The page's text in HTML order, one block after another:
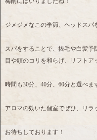
ジメジメなこの季節、ヘッドスパ
スパをすることで、抜毛や白髪予
目や頭のコリを和らげ、リフトア
時間も30分、40分、60分と選べま
アロマの効いた個室でぜひ、リ
お待ちしております！